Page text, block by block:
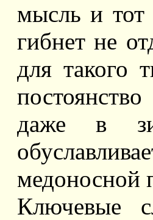
мысль и тот
гибнет не
для такого
даже в
медоносной
Ключевые